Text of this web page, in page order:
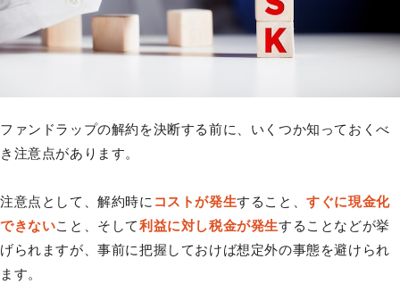
ファンドラップの解約を決断する前に、いくつか知っておくべ
き注意点があります。
注意点として、解約時に コストが発生すること、すぐに現金化
できないこと、そして利益に対し税金が発生することなどが挙
げられますが、事前に把握しておけば想定外の事態を避けられ
ます。